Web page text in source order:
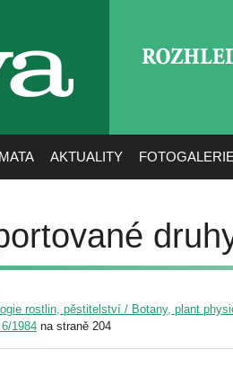
AKTUALITY
rostlin, pěstitelství / Botany, plant
1984 na straně 204